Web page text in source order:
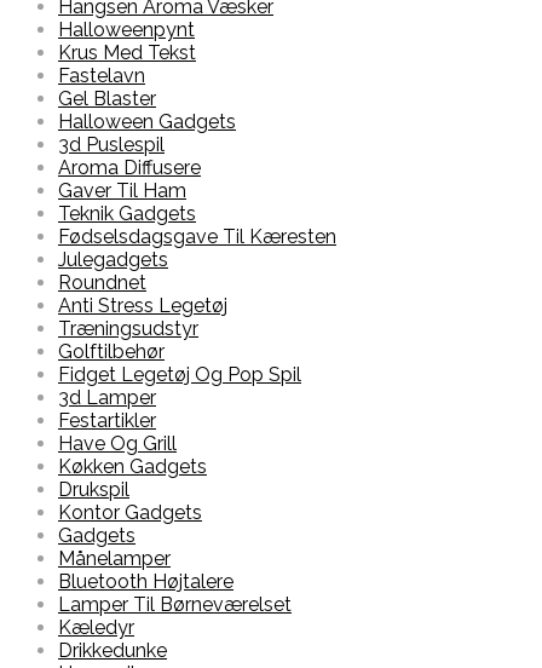
Hangsen Aroma Væsker
Halloweenpynt
Krus Med Tekst
Fastelavn
Gel Blaster
Halloween Gadgets
3d Puslespil
Aroma Diffusere
Gaver Til Ham
Teknik Gadgets
Fødselsdagsgave Til Kæresten
Julegadgets
Roundnet
Anti Stress Legetøj
Træningsudstyr
Golftilbehør
Fidget Legetøj Og Pop Spil
3d Lamper
Festartikler
Have Og Grill
Køkken Gadgets
Drukspil
Kontor Gadgets
Gadgets
Månelamper
Bluetooth Højtalere
Lamper Til Børneværelset
Kæledyr
Drikkedunke